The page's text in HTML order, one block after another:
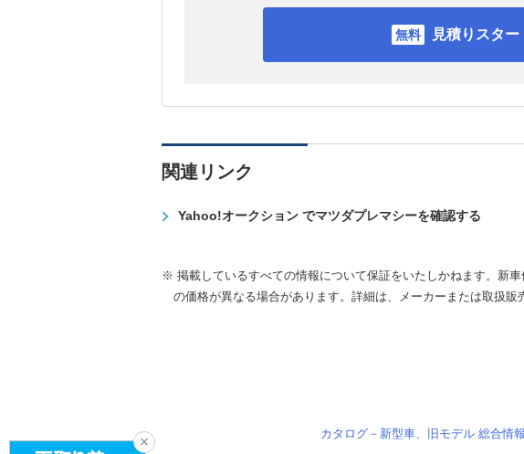
見積りスター
関連リンク
Yahoo!オークション でマツダプレマシーを確認する
※ 掲載しているすべての情報について保証をいたしかねます。新
の価格が異なる場合があります。詳細は、メーカーまたは取扱販
カタログ－新型車、旧モデル 総合情